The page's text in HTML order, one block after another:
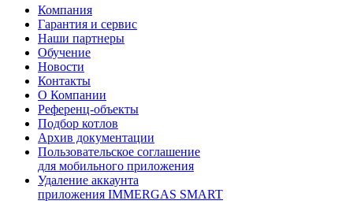
Компания
Гарантия и сервис
Наши партнеры
Обучение
Новости
Контакты
О Компании
Референц-объекты
Подбор котлов
Архив документации
Пользовательское соглашение
для мобильного приложения
Удаление аккаунта
приложения IMMERGAS SMART